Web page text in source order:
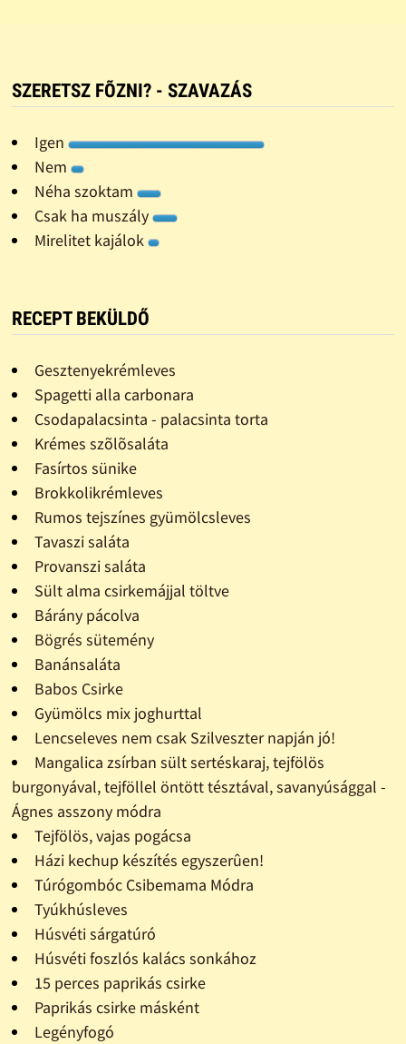
SZERETSZ FÕZNI? - SZAVAZÁS
Igen
Nem
Néha szoktam
Csak ha muszály
Mirelitet kajálok
RECEPT BEKÜLDŐ
Gesztenyekrémleves
Spagetti alla carbonara
Csodapalacsinta - palacsinta torta
Krémes szõlõsaláta
Fasírtos sünike
Brokkolikrémleves
Rumos tejszínes gyümölcsleves
Tavaszi saláta
Provanszi saláta
Sült alma csirkemájjal töltve
Bárány pácolva
Bögrés sütemény
Banánsaláta
Babos Csirke
Gyümölcs mix joghurttal
Lencseleves nem csak Szilveszter napján jó!
Mangalica zsírban sült sertéskaraj, tejfölös
burgonyával, tejföllel öntött tésztával, savanyúsággal -
Ágnes asszony módra
Tejfölös, vajas pogácsa
Házi kechup készítés egyszerûen!
Túrógombóc Csibemama Módra
Tyúkhúsleves
Húsvéti sárgatúró
Húsvéti foszlós kalács sonkához
15 perces paprikás csirke
Paprikás csirke másként
Legényfogó